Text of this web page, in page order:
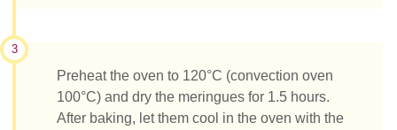
3
Preheat the oven to 120°C (convection oven
100°C) and dry the meringues for 1.5 hours.
After baking, let them cool in the oven with the